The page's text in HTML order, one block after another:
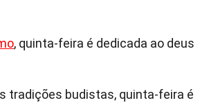
, quinta-feira é dedicada ao deus
tradições budistas, quinta-feira é